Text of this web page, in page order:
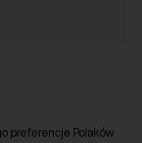
preferencje Polaków